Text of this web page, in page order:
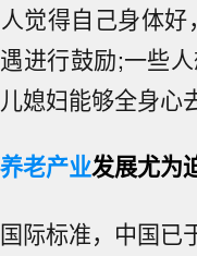
觉得自己身体
进行鼓励;一些
媳妇能够全身心
养老产业发展尤为
际标准，中国已